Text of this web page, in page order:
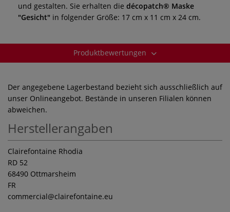
und gestalten. Sie erhalten die décopatch® Maske
"Gesicht" in folgender Größe: 17 cm x 11 cm x 24 cm.
Produktbewertungen
Der angegebene Lagerbestand bezieht sich ausschließlich auf
unser Onlineangebot. Bestände in unseren Filialen können
abweichen.
Herstellerangaben
Clairefontaine Rhodia
RD 52
68490 Ottmarsheim
FR
commercial@clairefontaine.eu